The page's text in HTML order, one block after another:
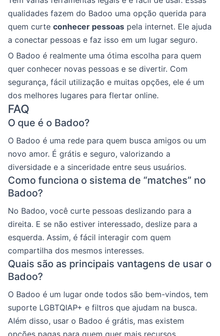
qualidades fazem do Badoo uma opção querida para
quem curte conhecer pessoas pela internet. Ele ajuda
a conectar pessoas e faz isso em um lugar seguro.
O Badoo é realmente uma ótima escolha para quem
quer conhecer novas pessoas e se divertir. Com
segurança, fácil utilização e muitas opções, ele é um
dos melhores lugares para flertar online.
FAQ
O que é o Badoo?
O Badoo é uma rede para quem busca amigos ou um
novo amor. É grátis e seguro, valorizando a
diversidade e a sinceridade entre seus usuários.
Como funciona o sistema de “matches” no
Badoo?
No Badoo, você curte pessoas deslizando para a
direita. E se não estiver interessado, deslize para a
esquerda. Assim, é fácil interagir com quem
compartilha dos mesmos interesses.
Quais são as principais vantagens de usar o
Badoo?
O Badoo é um lugar onde todos são bem-vindos, tem
suporte LGBTQIAP+ e filtros que ajudam na busca.
Além disso, usar o Badoo é grátis, mas existem
opções pagas para quem quer mais recursos.